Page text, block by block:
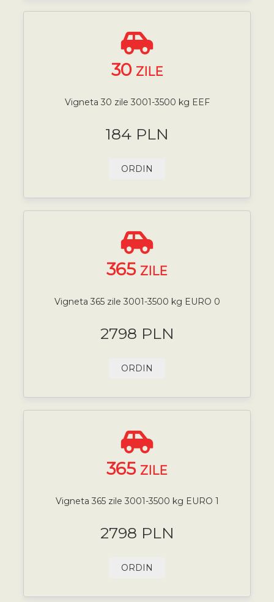
30 ZILE
Vigneta 30 zile 3001-3500 kg EEF
184 PLN
ORDIN
365 ZILE
Vigneta 365 zile 3001-3500 kg EURO 0
2798 PLN
ORDIN
365 ZILE
Vigneta 365 zile 3001-3500 kg EURO 1
2798 PLN
ORDIN